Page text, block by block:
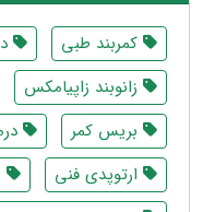
کمربند طبی
زانوبند زاپیامکس
بریس کمر
ارتوپدی فنی